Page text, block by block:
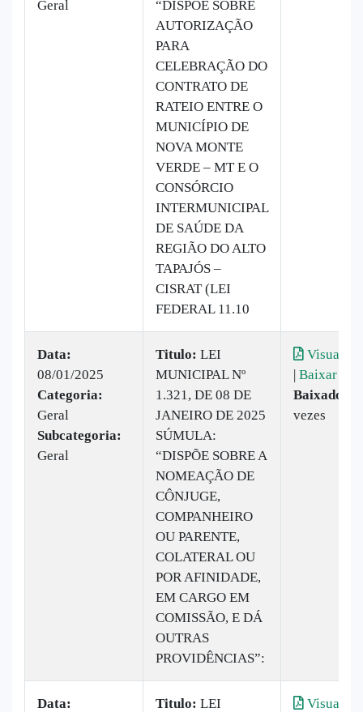
Geral
“DISPÕE SOBRE
AUTORIZAÇÃO
PARA
CELEBRAÇÃO DO
CONTRATO DE
RATEIO ENTRE O
MUNICÍPIO DE
NOVA MONTE
VERDE – MT E O
CONSÓRCIO
INTERMUNICIPAL
DE SAÚDE DA
REGIÃO DO ALTO
TAPAJÓS –
CISRAT (LEI
FEDERAL 11.10
Data:
08/01/2025
Categoria:
Geral
Subcategoria:
Geral
Titulo: LEI
MUNICIPAL Nº
1.321, DE 08 DE
JANEIRO DE 2025
SÚMULA:
“DISPÕE SOBRE A
NOMEAÇÃO DE
CÔNJUGE,
COMPANHEIRO
OU PARENTE,
COLATERAL OU
POR AFINIDADE,
EM CARGO EM
COMISSÃO, E DÁ
OUTRAS
PROVIDÊNCIAS”:
| Baixar
Baixado:
vezes
Data:
Titulo: LEI